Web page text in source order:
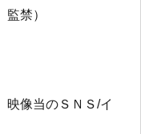
禁）
映像当のＳＮＳ/イ